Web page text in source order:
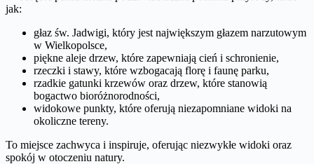
jak:
głaz św. Jadwigi, który jest największym głazem narzutowym
w Wielkopolsce,
piękne aleje drzew, które zapewniają cień i schronienie,
rzeczki i stawy, które wzbogacają florę i faunę parku,
rzadkie gatunki krzewów oraz drzew, które stanowią
bogactwo bioróżnorodności,
widokowe punkty, które oferują niezapomniane widoki na
okoliczne tereny.
To miejsce zachwyca i inspiruje, oferując niezwykłe widoki oraz
spokój w otoczeniu natury.